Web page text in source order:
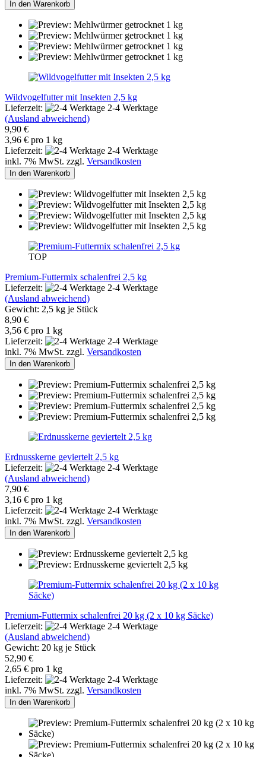
In den Warenkorb
Wildvogelfutter mit Insekten 2,5 kg
Lieferzeit:
2-4 Werktage
(Ausland abweichend)
9,90 €
3,96 € pro 1 kg
Lieferzeit:
2-4 Werktage
inkl. 7% MwSt. zzgl. Versandkosten
In den Warenkorb
TOP
Premium-Futtermix schalenfrei 2,5 kg
Lieferzeit:
2-4 Werktage
(Ausland abweichend)
Gewicht: 2,5 kg je Stück
8,90 €
3,56 € pro 1 kg
Lieferzeit:
2-4 Werktage
inkl. 7% MwSt. zzgl. Versandkosten
In den Warenkorb
Erdnusskerne geviertelt 2,5 kg
Lieferzeit:
2-4 Werktage
(Ausland abweichend)
7,90 €
3,16 € pro 1 kg
Lieferzeit:
2-4 Werktage
inkl. 7% MwSt. zzgl. Versandkosten
In den Warenkorb
Premium-Futtermix schalenfrei 20 kg (2 x 10 kg Säcke)
Lieferzeit:
2-4 Werktage
(Ausland abweichend)
Gewicht: 20 kg je Stück
52,90 €
2,65 € pro 1 kg
Lieferzeit:
2-4 Werktage
inkl. 7% MwSt. zzgl. Versandkosten
In den Warenkorb